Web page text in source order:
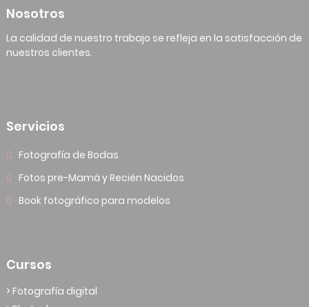
Nosotros
La calidad de nuestro trabajo se refleja en la satisfacción de
nuestros clientes.
Servicios
Fotografía de Bodas
Fotos pre-Mamá y Recién Nacidos
Book fotográfico para modelos
Cursos
> Fotografía digital